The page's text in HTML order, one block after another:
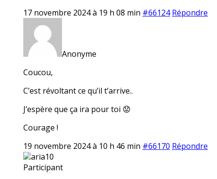
17 novembre 2024 à 19 h 08 min #66124 Répondre
Anonyme
Coucou,
C’est révoltant ce qu’il t’arrive..
J’espère que ça ira pour toi 😟
Courage !
19 novembre 2024 à 10 h 46 min #66170 Répondre
aria10
Participant